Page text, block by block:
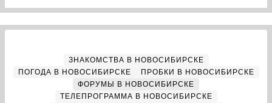
ЗНАКОМСТВА В НОВОСИБИРСКЕ
ПОГОДА В НОВОСИБИРСКЕ
ПРОБКИ В НОВОСИБИРСКЕ
ФОРУМЫ В НОВОСИБИРСКЕ
ТЕЛЕПРОГРАММА В НОВОСИБИРСКЕ